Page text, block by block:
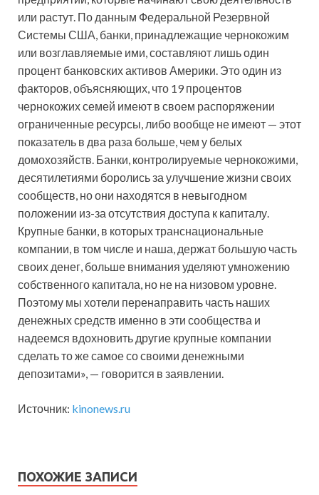
или растут. По данным Федеральной Резервной
Системы США, банки, принадлежащие чернокожим
или возглавляемые ими, составляют лишь один
процент банковских активов Америки. Это один из
факторов, объясняющих, что 19 процентов
чернокожих семей имеют в своем распоряжении
ограниченные ресурсы, либо вообще не имеют — этот
показатель в два раза больше, чем у белых
домохозяйств. Банки, контролируемые чернокожими,
десятилетиями боролись за улучшение жизни своих
сообществ, но они находятся в невыгодном
положении из-за отсутствия доступа к капиталу.
Крупные банки, в которых транснациональные
компании, в том числе и наша, держат большую часть
своих денег, больше внимания уделяют умножению
собственного капитала, но не на низовом уровне.
Поэтому мы хотели перенаправить часть наших
денежных средств именно в эти сообщества и
надеемся вдохновить другие крупные компании
сделать то же самое со своими денежными
депозитами», — говорится в заявлении.
Источник: kinonews.ru
ПОХОЖИЕ ЗАПИСИ